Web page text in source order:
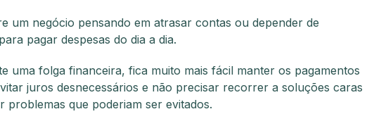
um negócio pensando em atrasar contas ou depender de
pagar despesas do dia a dia.
uma folga financeira, fica muito mais fácil manter os pagamentos
juros desnecessários e não precisar recorrer a soluções caras
problemas que poderiam ser evitados.